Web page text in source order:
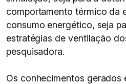
comportamento térmico da
consumo energético, seja
estratégias de ventilação
pesquisadora.
Os conhecimentos gerados